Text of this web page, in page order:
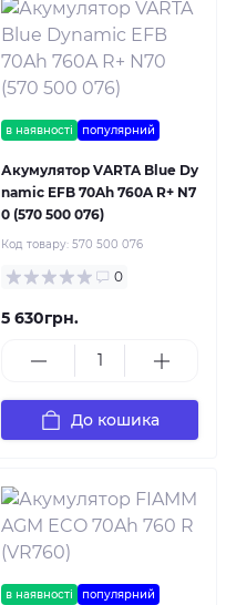
в наявності популярний
Акумулятор VARTA Blue Dy
namic EFB 70Ah 760A R+ N7
0 (570 500 076)
Код товару: 570 500 076
0
5 630грн.
До кошика
в наявності популярний